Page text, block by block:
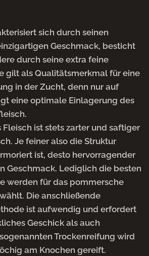
sich durch seinen
Geschmack, besticht
durch seine extra feine
gilt als Qualitätsmerkmal für eine
in der Zucht, denn nur auf
eine optimale Einlagerung des
ist stets zarter und saftiger
Je feiner also die Struktur
ist, desto hervorragender
Geschmack. Lediglich die besten
werden für das pommersche
Die anschließende
ist aufwendig und erfordert
Geschick als auch
Trockenreifung wird
am Knochen gereift.